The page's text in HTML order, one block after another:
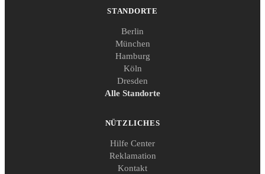
STANDORTE
Berlin
München
Hamburg
Köln
Dresden
Alle Standorte
NÜTZLICHES
Hilfe Center
Reklamation
Kontakt